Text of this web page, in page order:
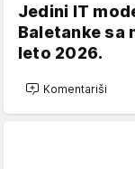
Jedini IT
Baletanke sa
leto 2026.
Komentariši